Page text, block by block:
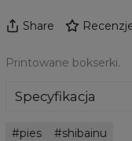
Share
Printowane bokserki.
Specyfikacja
Przeznaczenie:
pies shibainu